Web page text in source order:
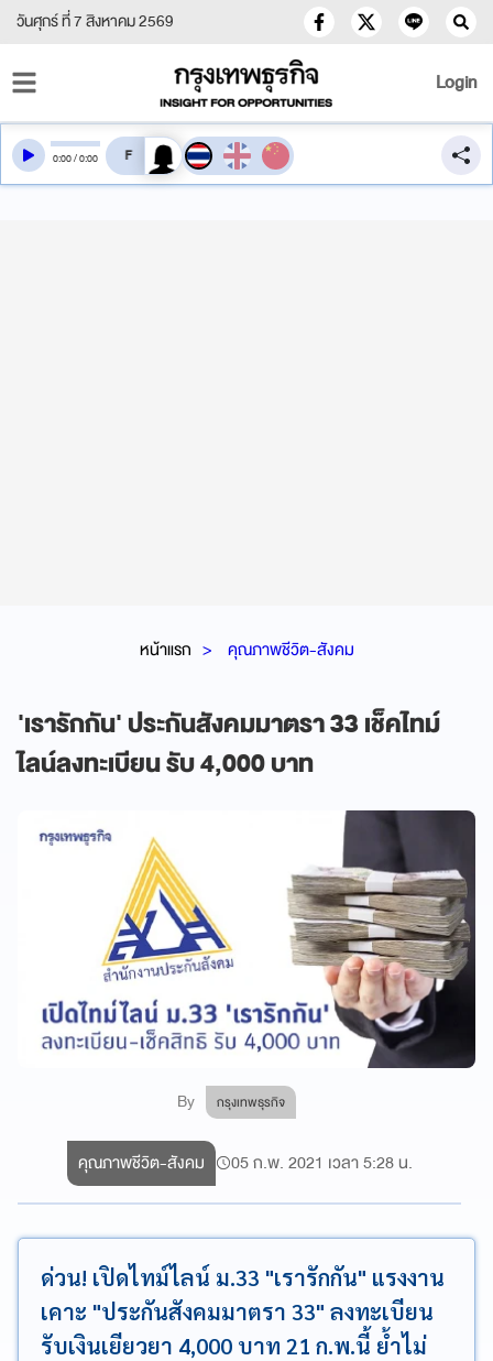
วันศุกร์ ที่ 7 สิงหาคม 2569
Login
หน้าแรก คุณภาพชีวิต-สังคม
'เรารักกัน' ประกันสังคมมาตรา 33 เช็คไทม์
ไลน์ลงทะเบียน รับ 4,000 บาท
By กรุงเทพธุรกิจ
0:00/0:00 สลับเสียงอ่าน
คุณภาพชีวิต-สังคม 05 ก.พ. 2021 เวลา 5:28 น.
ด่วน! เปิดไทม์ไลน์ ม.33 "เรารักกัน" แรงงาน
เคาะ "ประกันสังคมมาตรา 33" ลงทะเบียน
รับเงินเยียวยา 4,000 บาท 21 ก.พ.นี้ ย้ำไม่